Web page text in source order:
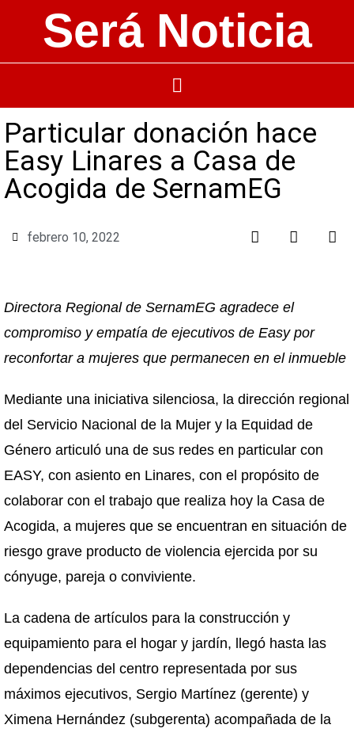
Será Noticia
Particular donación hace
Easy Linares a Casa de
Acogida de SernamEG
febrero 10, 2022
Directora Regional de SernamEG agradece el
compromiso y empatía de ejecutivos de Easy por
reconfortar a mujeres que permanecen en el inmueble
Mediante una iniciativa silenciosa, la dirección regional
del Servicio Nacional de la Mujer y la Equidad de
Género articuló una de sus redes en particular con
EASY, con asiento en Linares, con el propósito de
colaborar con el trabajo que realiza hoy la Casa de
Acogida, a mujeres que se encuentran en situación de
riesgo grave producto de violencia ejercida por su
cónyuge, pareja o conviviente.
La cadena de artículos para la construcción y
equipamiento para el hogar y jardín, llegó hasta las
dependencias del centro representada por sus
máximos ejecutivos, Sergio Martínez (gerente) y
Ximena Hernández (subgerenta) acompañada de la